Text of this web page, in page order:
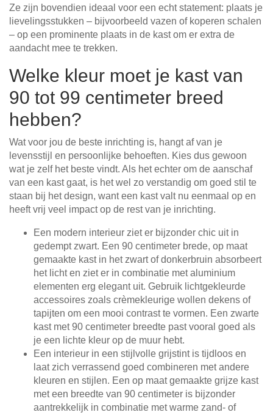
Ze zijn bovendien ideaal voor een echt statement: plaats je
lievelingsstukken – bijvoorbeeld vazen of koperen schalen
– op een prominente plaats in de kast om er extra de
aandacht mee te trekken.
Welke kleur moet je kast van
90 tot 99 centimeter breed
hebben?
Wat voor jou de beste inrichting is, hangt af van je
levensstijl en persoonlijke behoeften. Kies dus gewoon
wat je zelf het beste vindt. Als het echter om de aanschaf
van een kast gaat, is het wel zo verstandig om goed stil te
staan bij het design, want een kast valt nu eenmaal op en
heeft vrij veel impact op de rest van je inrichting.
Een modern interieur ziet er bijzonder chic uit in
gedempt zwart. Een 90 centimeter brede, op maat
gemaakte kast in het zwart of donkerbruin absorbeert
het licht en ziet er in combinatie met aluminium
elementen erg elegant uit. Gebruik lichtgekleurde
accessoires zoals crèmekleurige wollen dekens of
tapijten om een mooi contrast te vormen. Een zwarte
kast met 90 centimeter breedte past vooral goed als
je een lichte kleur op de muur hebt.
Een interieur in een stijlvolle grijstint is tijdloos en
laat zich verrassend goed combineren met andere
kleuren en stijlen. Een op maat gemaakte grijze kast
met een breedte van 90 centimeter is bijzonder
aantrekkelijk in combinatie met warme zand- of